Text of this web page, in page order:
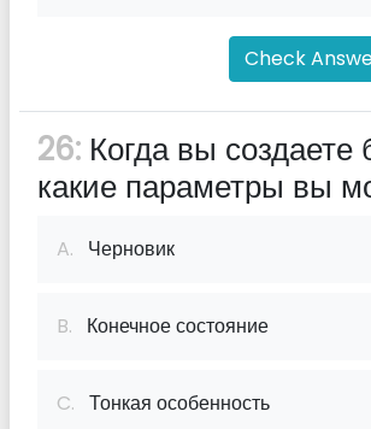
Check
26: Когда вы создаете
какие параметры вы
A. Черновик
B. Конечное состояние
C. Тонкая особенность